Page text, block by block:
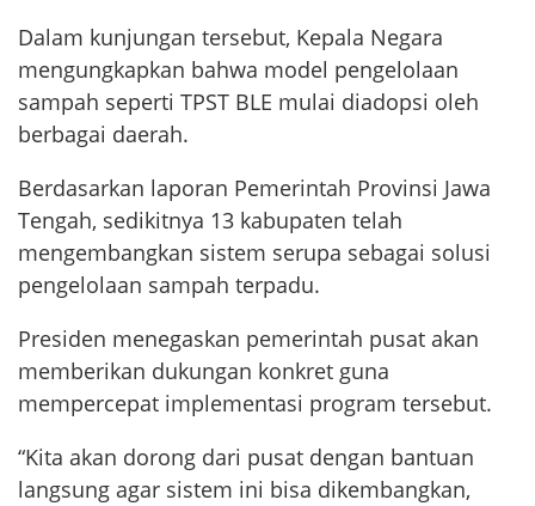
Dalam kunjungan tersebut, Kepala Negara
mengungkapkan bahwa model pengelolaan
sampah seperti TPST BLE mulai diadopsi oleh
berbagai daerah.
Berdasarkan laporan Pemerintah Provinsi Jawa
Tengah, sedikitnya 13 kabupaten telah
mengembangkan sistem serupa sebagai solusi
pengelolaan sampah terpadu.
Presiden menegaskan pemerintah pusat akan
memberikan dukungan konkret guna
mempercepat implementasi program tersebut.
“Kita akan dorong dari pusat dengan bantuan
langsung agar sistem ini bisa dikembangkan,